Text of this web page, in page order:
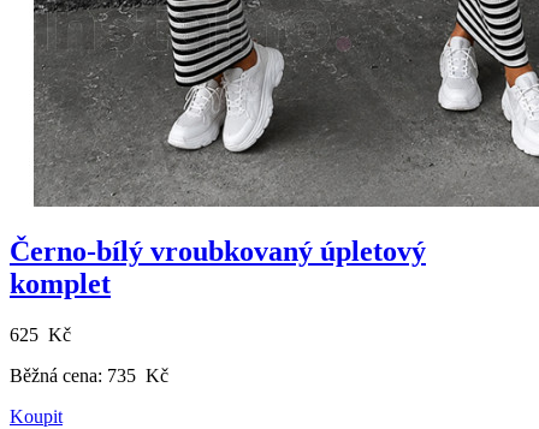
Černo-bílý vroubkovaný úpletový
komplet
625 Kč
Běžná cena: 735 Kč
Koupit